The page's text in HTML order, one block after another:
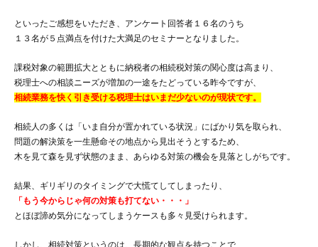
といったご感想をいただき、アンケート回答者１６名のうち
１３名が５点満点を付けた大満足のセミナーとなりました。
課税対象の範囲拡大とともに納税者の相続税対策の関心度は高まり、
税理士への相談ニーズが増加の一途をたどっている昨今ですが、
相続業務を快く引き受ける税理士はいまだ少ないのが現状です。
相続人の多くは「いま自分が置かれている状況」にばかり気を取られ、
問題の解決策を一生懸命その地点から見出そうとするため、
木を見て森を見ず状態のまま、あらゆる対策の機会を見落としがちです。
結果、ギリギリのタイミングで大慌てしてしまったり、
「もう今からじゃ何の対策も打てない・・・」
とほぼ諦め気分になってしまうケースも多々見受けられます。
しかし、相続対策というのは、長期的な観点を持つことで